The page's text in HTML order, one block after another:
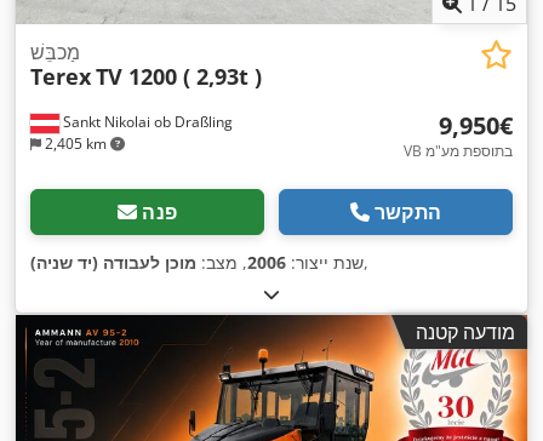
Sankt Nikolai ob Draßling
2,405 km
מַכבֵּשׁ
TerexTV 1200 ( 2,93t )
‏9,950 ‏€
VB בתוספת מע"מ
פנה התקשר
שנת ייצור: 2006, מצב: מוכן לעבודה (יד שניה) ,
מודעה קטנה